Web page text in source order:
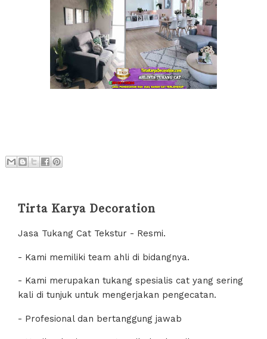
Tirta Karya Decoration
Jasa Tukang Cat Tekstur - Resmi.
- Kami memiliki team ahli di bidangnya.
- Kami merupakan tukang spesialis cat yang sering
kali di tunjuk untuk mengerjakan pengecatan.
- Profesional dan bertanggung jawab